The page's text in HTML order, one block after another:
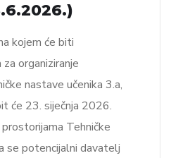
kojem će biti
organiziranje
nastave učenika 3.a,
će 23. siječnja 2026.
Tehničke
se potencijalni davatelj